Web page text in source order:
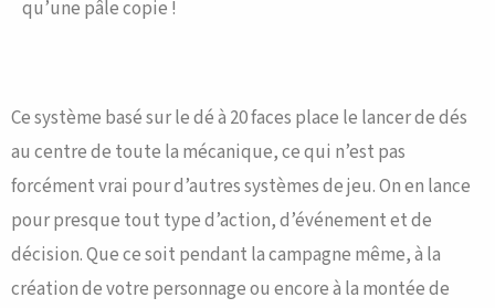
qu’une pâle copie !
Ce système basé sur le dé à 20 faces place le lancer de dés
au centre de toute la mécanique, ce qui n’est pas
forcément vrai pour d’autres systèmes de jeu. On en lance
pour presque tout type d’action, d’événement et de
décision. Que ce soit pendant la campagne même, à la
création de votre personnage ou encore à la montée de